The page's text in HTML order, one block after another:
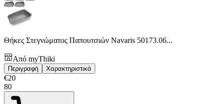
Θήκες Στεγνώματος Παπουτσιών Navaris 50173.06...
Από myThiki
Περιγραφή Χαρακτηριστικά
€20
80